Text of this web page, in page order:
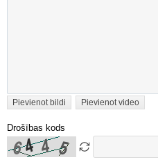
Pievienot bildi Pievienot video
Drošības kods